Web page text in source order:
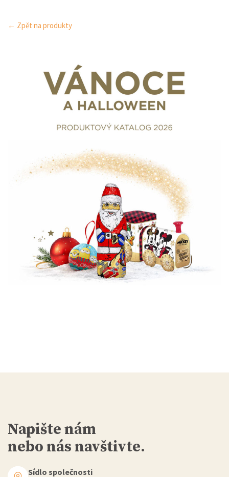
← Zpět na produkty
Napište nám
nebo nás navštivte.
Sídlo společnosti